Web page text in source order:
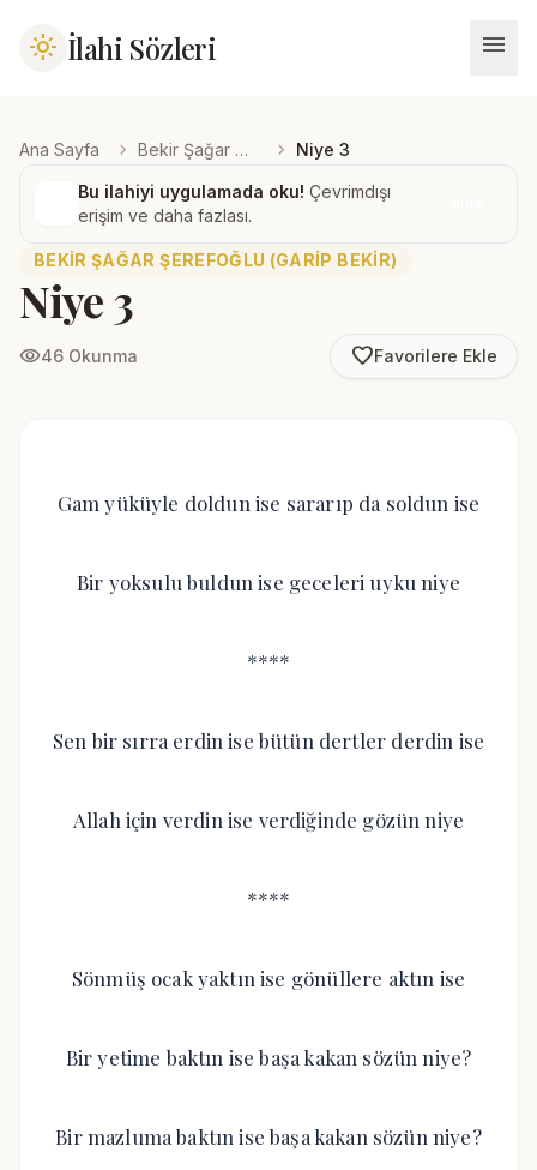
light_mode İlahi Sözleri menu
Ana Sayfa chevron_right Bekir Şağar Şerefoğlu (Garip Bekir) chevron_right Niye 3
Bu ilahiyi uygulamada oku! Çevrimdışı
erişim ve daha fazlası.
BEKIR ŞAĞAR ŞEREFOĞLU (GARIP BEKIR)
Niye 3
visibility46 Okunma favorite_borderFavorilere Ekle
Gam yüküyle doldun ise sararıp da soldun ise
Bir yoksulu buldun ise geceleri uyku niye
****
Sen bir sırra erdin ise bütün dertler derdin ise
Allah için verdin ise verdiğinde gözün niye
****
Sönmüş ocak yaktın ise gönüllere aktın ise
Bir yetime baktın ise başa kakan sözün niye?
Bir mazluma baktın ise başa kakan sözün niye?